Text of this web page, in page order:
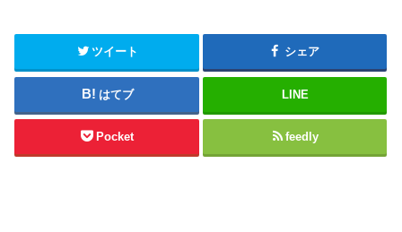
ツイート シェア
はてブ LINE
Pocket feedly